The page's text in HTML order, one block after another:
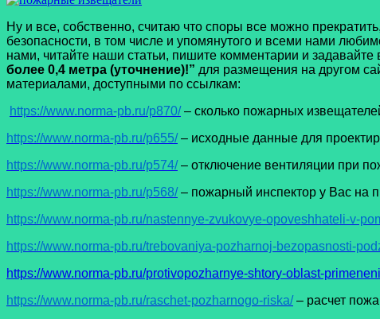
Ну и все, собственно, считаю что споры все можно
безопасности, в том числе и упомянутого и всеми нами
нами, читайте наши статьи, пишите комментарии и
более 0,4 метра (уточнение)!” для размещения на другом
материалами, доступными по ссылкам:
https://www.norma-pb.ru/p870/– сколько пожарных
https://www.norma-pb.ru/p655/– исходные данные для
https://www.norma-pb.ru/p574/– отключение вентиляции при
https://www.norma-pb.ru/p568/– пожарный инспектор у Вас на
https://www.norma-pb.ru/nastennye-zvukovye-opoveshhateli-v-
https://www.norma-pb.ru/trebovaniya-pozharnoj-bezopasnosti-
https://www.norma-pb.ru/protivopozharnye-shtory-oblast-
https://www.norma-pb.ru/raschet-pozharnogo-riska/– расчет